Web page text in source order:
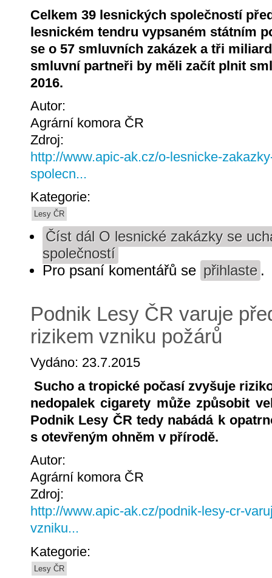
Celkem 39 lesnických společností
lesnickém tendru vypsaném státním
se o 57 smluvních zakázek a tři
smluvní partneři by měli začít plnit
2016.
Autor:
Agrární komora ČR
Zdroj:
http://www.apic-ak.cz/o-lesnicke-
spolecn...
Kategorie:
Lesy ČR
Číst dál O lesnické zakázky se
společností
Pro psaní komentářů se přihlaste .
Podnik Lesy ČR varuje
rizikem vzniku požárů
Vydáno: 23.7.2015
Sucho a tropické počasí zvyšuje
nedopalek cigarety může způsobit
Podnik Lesy ČR tedy nabádá k
s otevřeným ohněm v přírodě.
Autor:
Agrární komora ČR
Zdroj:
http://www.apic-ak.cz/podnik-lesy-cr-
vzniku...
Kategorie:
Lesy ČR